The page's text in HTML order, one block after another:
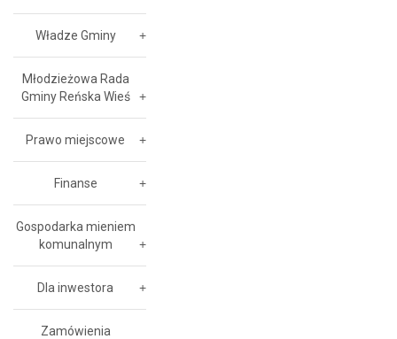
Władze Gminy
Młodzieżowa Rada
Gminy Reńska Wieś
Prawo miejscowe
Finanse
Gospodarka mieniem
komunalnym
Dla inwestora
Zamówienia